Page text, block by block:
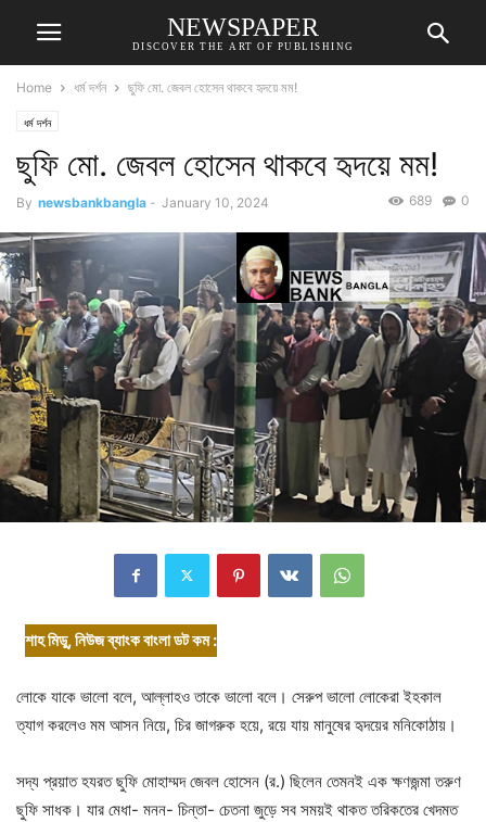
NEWSPAPER
DISCOVER THE ART OF PUBLISHING
Home ধর্ম দর্শন ছুফি মো. জেবল হোসেন থাকবে হৃদয়ে মম!
ধর্ম দর্শন
ছুফি মো. জেবল হোসেন থাকবে হৃদয়ে মম!
By newsbankbangla - January 10, 2024 0
689
শাহ মিডু, নিউজ ব্যাংক বাংলা ডট কম :
লোকে যাকে ভালো বলে, আল্লাহও তাকে ভালো বলে। সেরুপ ভালো লোকেরা ইহকাল
ত্যাগ করলেও মম আসন নিয়ে, চির জাগরুক হয়ে, রয়ে যায় মানুষের হৃদয়ের মনিকোঠায়।
সদ্য প্রয়াত হযরত ছুফি মোহাম্মদ জেবল হোসেন (র.) ছিলেন তেমনই এক ক্ষণজন্মা তরুণ
ছুফি সাধক। যার মেধা- মনন- চিন্তা- চেতনা জুড়ে সব সময়ই থাকত তরিকতের খেদমত